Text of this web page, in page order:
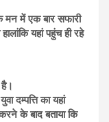
मन में एक बार सफारी
यहां पहुंच ही रहे
है।
दम्पत्ति का यहां
के बाद बताया कि